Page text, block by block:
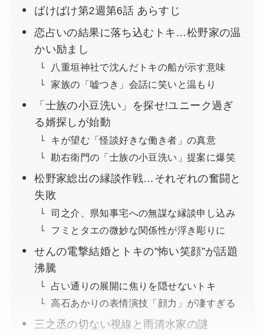
ばけばけ第2週第6話 あらすじ
恋占いの結果に落ち込むトキ…松野家の温
かい励まし
八重垣神社で沈んだトキの船が示す意味
家族の「嘘つき」会話に笑いと温もり
「士族の小豆洗い」を探せ!ユニーク過ぎ
る婿探しが始動
キが望む「怪談好きな働き者」の真意
勘右衛門の「士族の小豆洗い」提案に爆笑
松野家総出の縁談作戦…それぞれの奮闘と
失敗
司之介、県知事宅への無謀な縁談申し込み
フミとタエの微妙な関係性が浮き彫りに
せんの電撃結婚とトキの”怖い笑顔”が話題
沸騰
占い通りの展開に焦りを隠せないトキ
高石あかりの表情演技「顔力」が凄すぎる
三之丞の切ない視線と雨清水家の謎